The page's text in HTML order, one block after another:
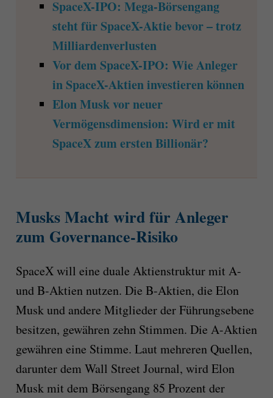
SpaceX-IPO: Mega-Börsengang
steht für SpaceX-Aktie bevor – trotz
Milliardenverlusten
Vor dem SpaceX-IPO: Wie Anleger
in SpaceX-Aktien investieren können
Elon Musk vor neuer
Vermögensdimension: Wird er mit
SpaceX zum ersten Billionär?
Musks Macht wird für Anleger
zum Governance-Risiko
SpaceX will eine duale Aktienstruktur mit A-
und B-Aktien nutzen. Die B-Aktien, die Elon
Musk und andere Mitglieder der Führungsebene
besitzen, gewähren zehn Stimmen. Die A-Aktien
gewähren eine Stimme. Laut mehreren Quellen,
darunter dem Wall Street Journal, wird Elon
Musk mit dem Börsengang 85 Prozent der